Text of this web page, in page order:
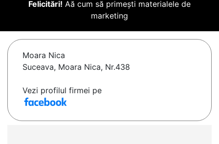
Felicitări! Aă cum să primești materialele de
marketing
Moara Nica
Suceava, Moara Nica, Nr.438
Vezi profilul firmei pe